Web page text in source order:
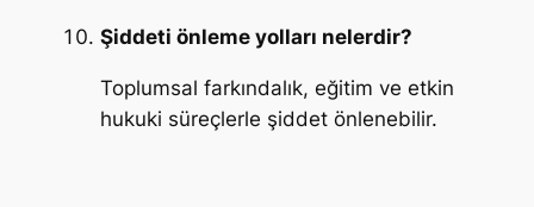
Şiddeti önleme yolları nelerdir?
Toplumsal farkındalık, eğitim ve etkin
hukuki süreçlerle şiddet önlenebilir.